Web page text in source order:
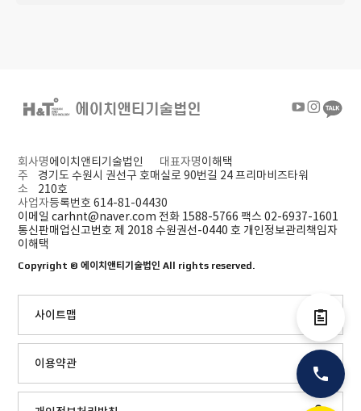
회사명에이치앤티기술법인 대표자명이해택
주
소
경기도 수원시 권선구 호매실로 90번길 24 프리마비즈타워
210호
사업자등록번호 614-81-04430
이메일 carhnt@naver.com 전화 1588-5766 팩스 02-6937-1601
통신판매업신고번호 제 2018 수원권선-0440 호 개인정보관리책임자
이해택
Copyright ©에이치앤티기술법인 All rights reserved.
사이트맵
이용약관